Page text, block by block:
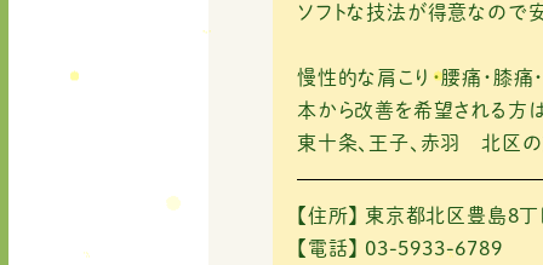
ソフトな技法が得意なので
慢性的な肩こり・腰痛・膝
本から改善を希望される方
東十条、王子、赤羽 北区の
【住所】
東京都北区豊島8丁
【電話】
03-5933-6789